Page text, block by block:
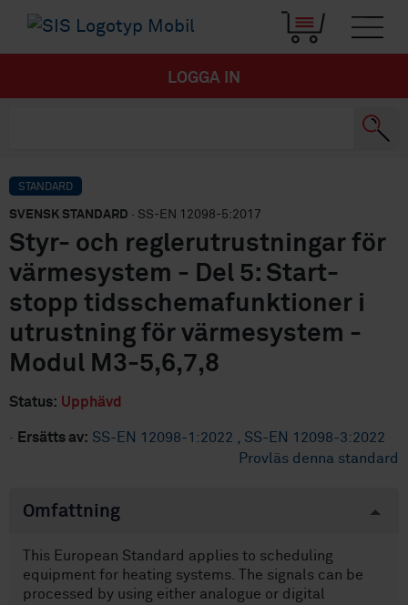
LOGGA IN
STANDARD
SVENSK STANDARD · SS-EN 12098-5:2017
Styr- och reglerutrustningar för
värmesystem - Del 5: Start-
stopp tidsschemafunktioner i
utrustning för värmesystem -
Modul M3-5,6,7,8
Status: Upphävd
· Ersätts av: SS-EN 12098-1:2022 , SS-EN 12098-3:2022
Provläs denna standard
Omfattning
This European Standard applies to scheduling
equipment for heating systems. The signals can be
processed by using either analogue or digital